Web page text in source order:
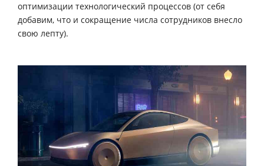
оптимизации технологический процессов (от себя
добавим, что и сокращение числа сотрудников внесло
свою лепту).